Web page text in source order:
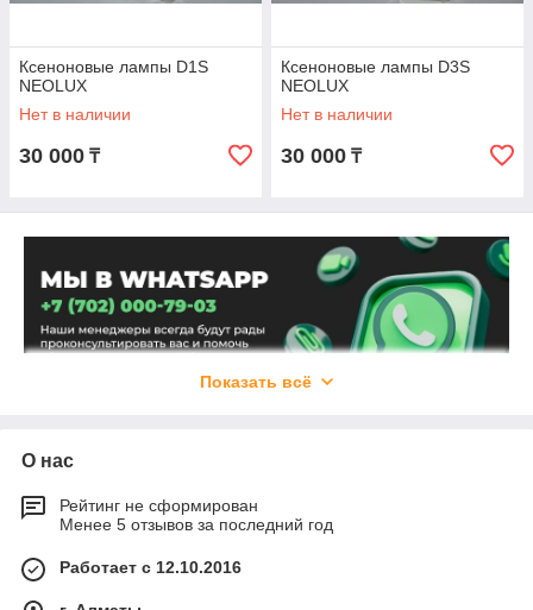
Ксеноновые лампы D1S
NEOLUX
Нет в наличии
30 000 ₸
Ксеноновые лампы D3S
NEOLUX
Нет в наличии
30 000 ₸
Показать всё
О нас
Рейтинг не сформирован
Менее 5 отзывов за последний год
Работает с 12.10.2016